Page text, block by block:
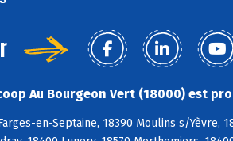
Au Bourgeon Vert (18000) est
en-Septaine, 18390 Moulins s/Yèvre,